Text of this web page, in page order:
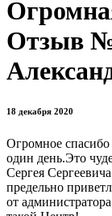
Отзыв №
18 декабря 2020
Огромное
один день.Это
Сергея
предельно
от